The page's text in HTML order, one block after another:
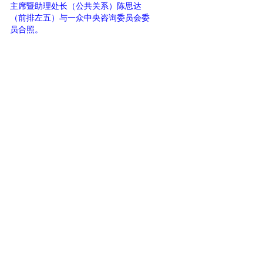
主席暨助理处长（公共关系）陈思达
（前排左五）与一众中央咨询委员会委
员合照。